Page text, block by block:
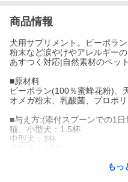
商品情報
犬用サプリメント。ビーポラ
粉末など涙やけやアレルギー
あすつく対応|自然素材のペッ
■原材料
ビーポラン(100％蜜蜂花粉)、
オメガ粉末、乳酸菌、プロポ
■与え方:(添付スプーンでの1日
猫、小型犬：1.5杯
中型犬：3杯
もっ